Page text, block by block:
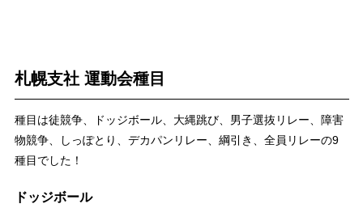
札幌支社 運動会種目
種目は徒競争、ドッジボール、大縄跳び、男子選抜リレー、障害
物競争、しっぽとり、デカパンリレー、綱引き、全員リレーの9
種目でした！
ドッジボール